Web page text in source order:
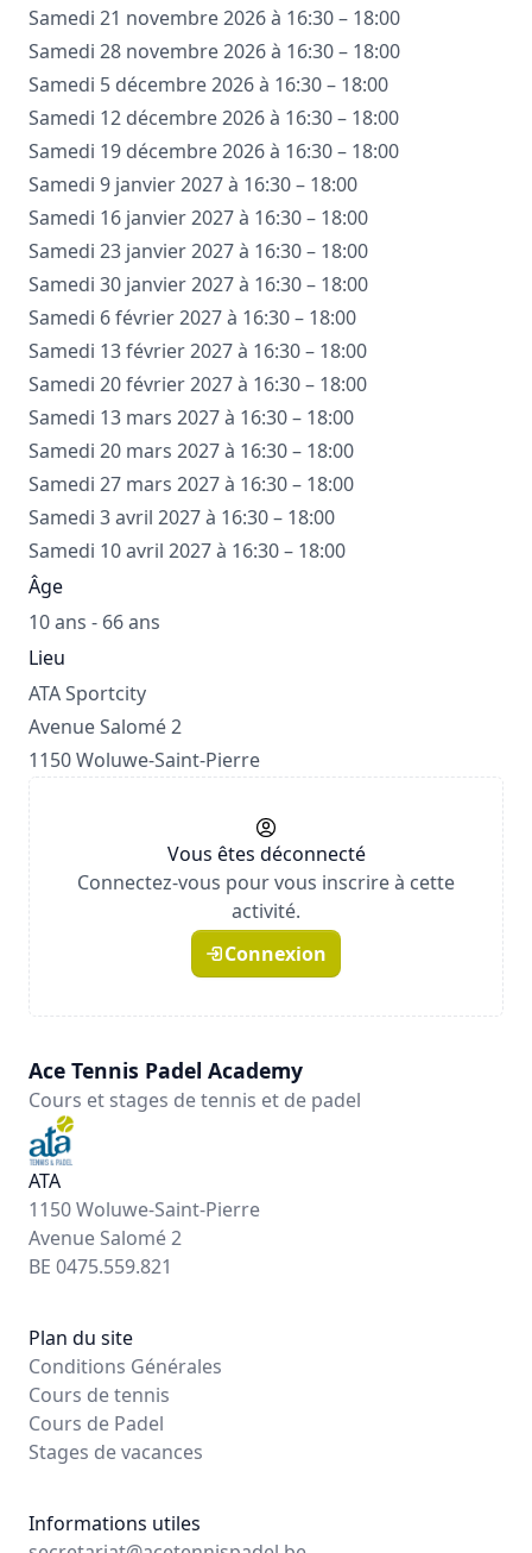
Samedi 21 novembre 2026 à 16:30 – 18:00
Samedi 28 novembre 2026 à 16:30 – 18:00
Samedi 5 décembre 2026 à 16:30 – 18:00
Samedi 12 décembre 2026 à 16:30 – 18:00
Samedi 19 décembre 2026 à 16:30 – 18:00
Samedi 9 janvier 2027 à 16:30 – 18:00
Samedi 16 janvier 2027 à 16:30 – 18:00
Samedi 23 janvier 2027 à 16:30 – 18:00
Samedi 30 janvier 2027 à 16:30 – 18:00
Samedi 6 février 2027 à 16:30 – 18:00
Samedi 13 février 2027 à 16:30 – 18:00
Samedi 20 février 2027 à 16:30 – 18:00
Samedi 13 mars 2027 à 16:30 – 18:00
Samedi 20 mars 2027 à 16:30 – 18:00
Samedi 27 mars 2027 à 16:30 – 18:00
Samedi 3 avril 2027 à 16:30 – 18:00
Samedi 10 avril 2027 à 16:30 – 18:00
Âge
10 ans - 66 ans
Lieu
ATA Sportcity
Avenue Salomé 2
1150 Woluwe-Saint-Pierre
Vous êtes déconnecté
Connectez-vous pour vous inscrire à cette
activité.
Connexion
Ace Tennis Padel Academy
Cours et stages de tennis et de padel
ATA
1150 Woluwe-Saint-Pierre
Avenue Salomé 2
BE 0475.559.821
Plan du site
Conditions Générales
Cours de tennis
Cours de Padel
Stages de vacances
Informations utiles